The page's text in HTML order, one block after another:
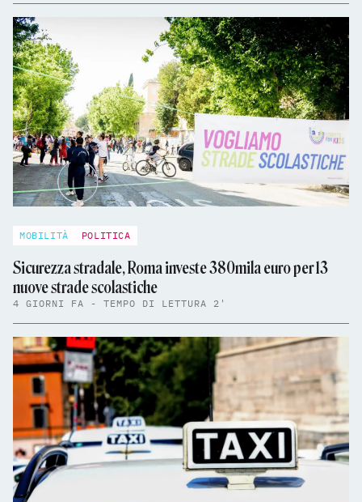
MOBILITÀ POLITICA
Sicurezza stradale, Roma investe 380mila euro per 13
nuove strade scolastiche
4 GIORNI FA - TEMPO DI LETTURA 2'